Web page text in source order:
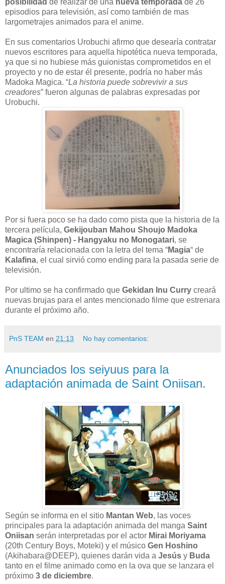
episodios para televisión, así como también de mas
largometrajes animados para el anime.
En sus comentarios Urobuchi afirmo que desearía contratar
nuevos escritores para aquella hipotética nueva temporada,
ya que si no hubiese más guionistas comprometidos en el
proyecto y no de estar él presente, podría no haber más
Madoka Magica. “La historia puede sobrevivir a sus
creadores” fueron algunas de palabras expresadas por
Urobuchi.
Por si fuera poco se ha dado como pista que la historia de la
tercera película, Gekijouban Mahou Shoujo Madoka
Magica (Shinpen) - Hangyaku no Monogatari, se
encontraría relacionada con la letra del tema “Magia“ de
Kalafina, el cual sirvió como ending para la pasada serie de
televisión.
Por ultimo se ha confirmado que Gekidan Inu Curry creará
nuevas brujas para el antes mencionado filme que estrenara
durante el próximo año.
PnS TEAM en 21:13 No hay comentarios:
Anunciados los seiyuus para la
adaptación animada de Saint Oniisan.
Según se informa en el sitio Mantan Web, las voces
principales para la adaptación animada del manga Saint
Oniisan serán interpretadas por el actor Mirai Moriyama
(20th Century Boys, Moteki) y el músico Gen Hoshino
(Akihabara@DEEP), quienes darán vida a Jesús y Buda
tanto en el filme animado como en la ova que se lanzara el
próximo 3 de diciembre.